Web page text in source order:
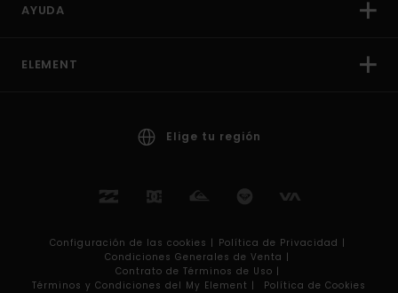
AYUDA
ELEMENT
Elige tu región
Configuración de las cookies | Política de Privacidad |
Condiciones Generales de Venta |
Contrato de Términos de Uso |
Términos y Condiciones del My Element |
Política de Cookies